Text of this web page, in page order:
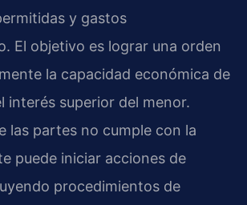
y gastos
El objetivo es lograr una orden
la capacidad económica de
interés superior del menor.
las partes no cumple con la
puede iniciar acciones de
procedimientos de